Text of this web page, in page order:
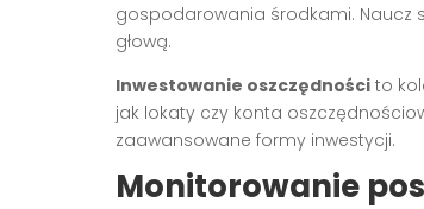
gospodarowania środkami. Naucz
głową.
Inwestowanie oszczędności to
jak lokaty czy konta
zaawansowane formy inwestycji.
Monitorowanie